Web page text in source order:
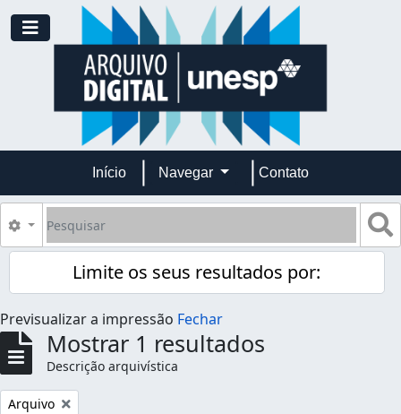
Skip to main content
Toggle navigation
Início Navegar Contato
Pesquisar
Opções de busca
Limite os seus resultados por:
Previsualizar a impressão Fechar
Mostrar 1 resultados
Descrição arquivística
Remover filtro:
Arquivo